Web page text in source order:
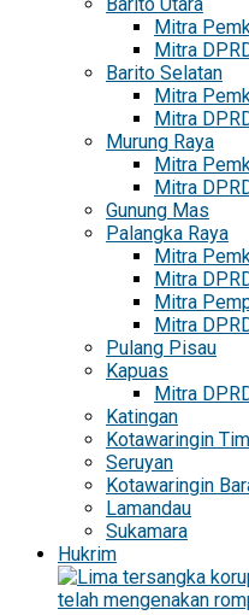
Mitra
Mitra
Barito Selatan
Mitra
Mitra
Murung Raya
Mitra
Mitra
Gunung Mas
Palangka Raya
Mitra
Mitra
Mitra
Mitra
Pulang Pisau
Kapuas
Mitra
Katingan
Kotawaringin
Seruyan
Kotawaringin
Lamandau
Sukamara
Hukrim